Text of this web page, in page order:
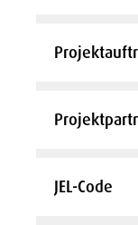
JEL-Code